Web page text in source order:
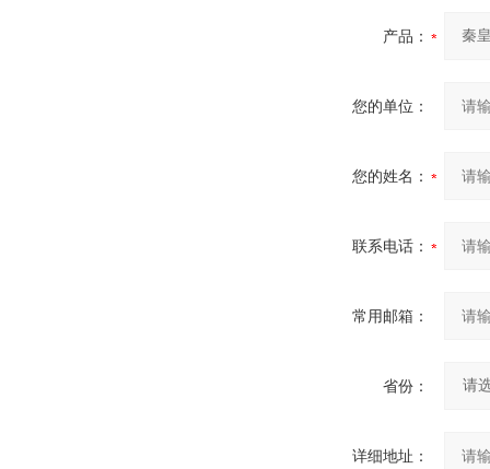
产品：
您的单位：
您的姓名：
联系电话：
常用邮箱：
省份：
详细地址：